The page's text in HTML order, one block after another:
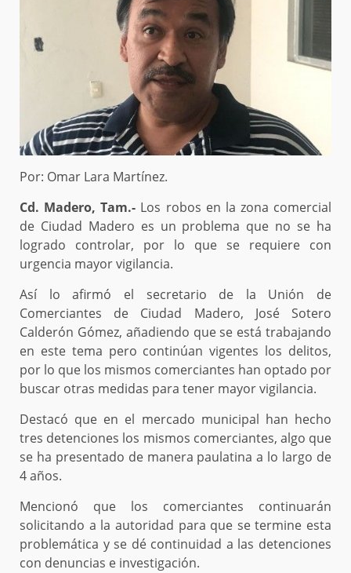
Por: Omar Lara Martínez.
Cd. Madero, Tam.- Los robos en la zona comercial
de Ciudad Madero es un problema que no se ha
logrado controlar, por lo que se requiere con
urgencia mayor vigilancia.
Así lo afirmó el secretario de la Unión de
Comerciantes de Ciudad Madero, José Sotero
Calderón Gómez, añadiendo que se está trabajando
en este tema pero continúan vigentes los delitos,
por lo que los mismos comerciantes han optado por
buscar otras medidas para tener mayor vigilancia.
Destacó que en el mercado municipal han hecho
tres detenciones los mismos comerciantes, algo que
se ha presentado de manera paulatina a lo largo de
4 años.
Mencionó que los comerciantes continuarán
solicitando a la autoridad para que se termine esta
problemática y se dé continuidad a las detenciones
con denuncias e investigación.